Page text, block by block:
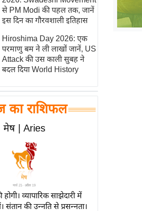
जगत
समीक्षा
फैशन
से PM Modi की पहल तक, जानें
इस दिन का गौरवशाली इतिहास
Hiroshima Day 2026: एक
परमाणु बम ने ली लाखों जानें, US
Attack की उस काली सुबह ने
बदल दिया World History
राशिफल
मेष | Aries
होगी। व्यापारिक साझेदारी में
की उन्नति से प्रसन्नता।